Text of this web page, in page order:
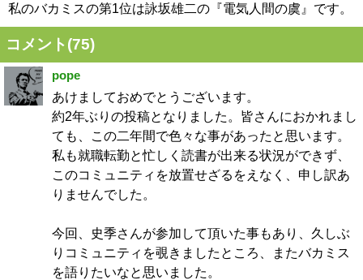
私のバカミスの第1位は詠坂雄二の『電気人間の虞』です。
コメント(75)
pope
あけましておめでとうございます。
約2年ぶりの投稿となりました。皆さんにおかれまし
ても、この二年間で色々な事があったと思います。
私も就職転勤と忙しく読書が出来る状況ができず、
このコミュニティを放置せざるをえなく、申し訳あ
りませんでした。
今回、史季さんが参加して頂いた事もあり、久しぶ
りコミュニティを覗きましたところ、またバカミス
を語りたいなと思いました。